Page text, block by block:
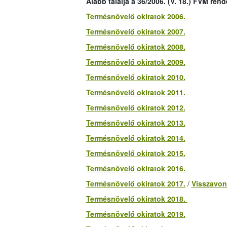
Termésnövelő okiratok 2006.
Termésnövelő okiratok 2007.
Termésnövelő okiratok 2008.
Termésnövelő okiratok 2009.
Termésnövelő okiratok 2010.
Termésnövelő okiratok 2011.
Termésnövelő okiratok 2012.
Termésnövelő okiratok 2013.
Termésnövelő okiratok 2014.
Termésnövelő okiratok 2015.
Termésnövelő okiratok 2016.
Termésnövelő okiratok 2017. /
Termésnövelő okiratok 2018.
Termésnövelő okiratok 2019.